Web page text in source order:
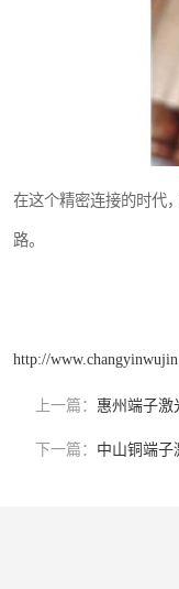
在这个精密连接的时代
路。
http://
上一篇： 惠州端子激
下一篇： 中山铜端子